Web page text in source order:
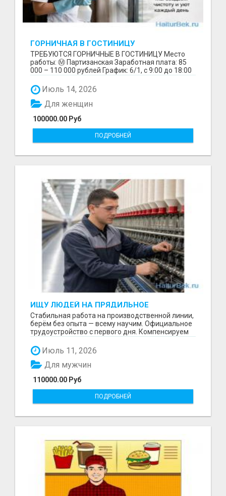
ГОРНИЧНАЯ В ГОСТИНИЦУ
ТРЕБУЮТСЯ ГОРНИЧНЫЕ В ГОСТИНИЦУ Место
работы: Ⓜ️ Партизанская Заработная плата: 85
000 – 110 000 рублей График: 6/1, с 9:00 до 18:00
Июль 14, 2026
100000.00 Руб
Для женщин
ПОДРОБНЕЙ
ИЩУ ЛЮДЕЙ НА ПРЯДИЛЬНОЕ
ПРОИЗВОДСТВО В ЖИЛИНО-2
(ЛЮБЕРЦЫ), ФАБРИКА «ПЕХОРСКИЙ
ТЕКСТИЛЬ»
Стабильная работа на производственной линии,
берём без опыта — всему научим. Официальное
трудоустройство с первого дня. Компенсируем
Июль 11, 2026
110000.00 Руб
Для мужчин
ПОДРОБНЕЙ